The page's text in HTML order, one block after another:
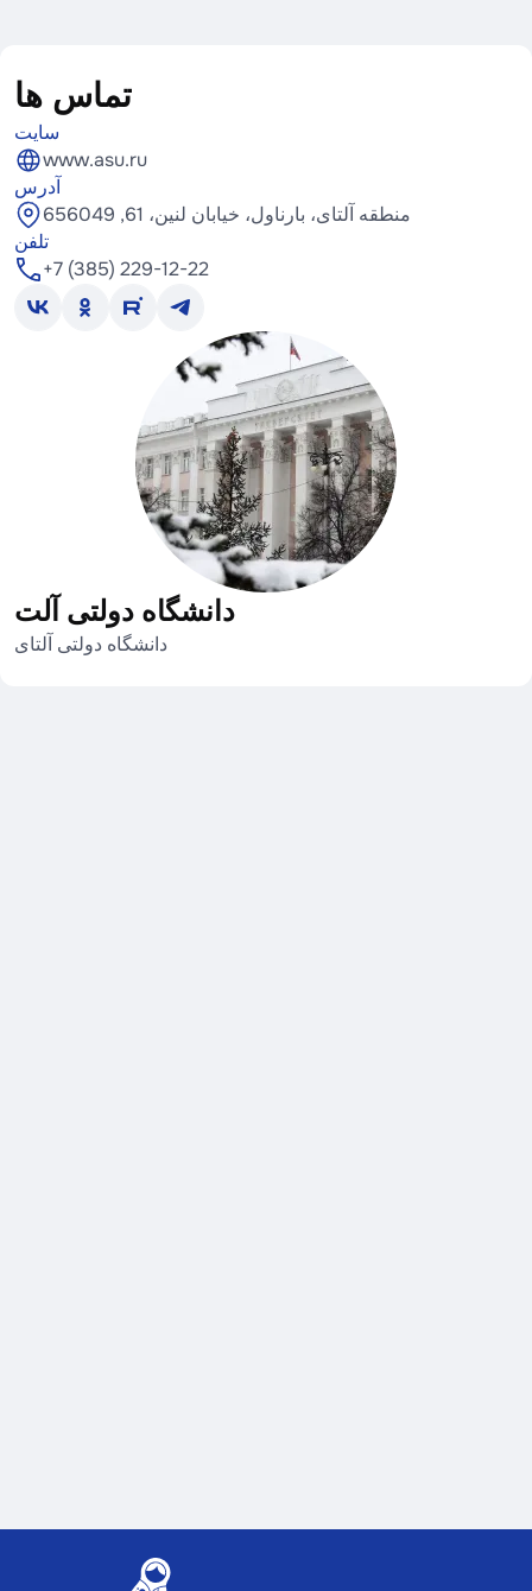
تماس ها
سایت
www.asu.ru
آدرس
منطقه آلتای، بارناول، خیابان لنین، 61, 656049
تلفن
+7 (385) 229-12-22
دانشگاه دولتی آلت
دانشگاه دولتی آلتای